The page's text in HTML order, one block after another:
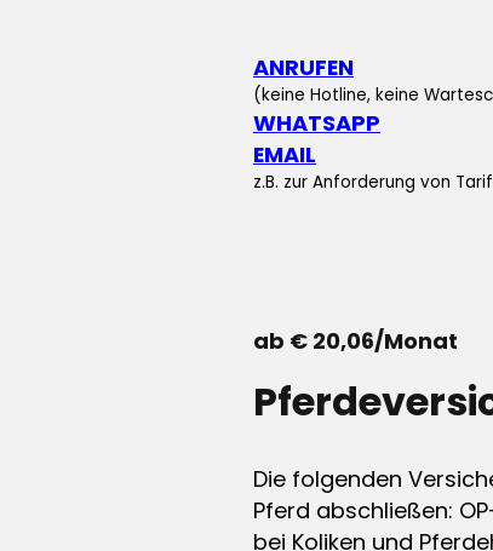
ANRUFEN
(keine Hotline, keine
WHATSAPP
EMAIL
z.B. zur Anforderung von
ab € 20,06/Monat
Die folgenden
Pferd abschließen:
bei Koliken und